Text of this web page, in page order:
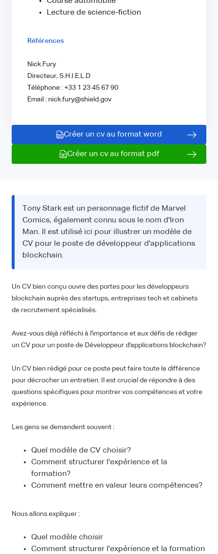
Lecture de science-fiction
Références
Nick Fury
Directeur, S.H.I.E.L.D
Téléphone : +33 1 23 45 67 90
Email : nick.fury@shield.gov
Créer un cv au format word
Créer un cv au format pdf
Tony Stark est un personnage fictif de Marvel
Comics, également connu sous le nom d'Iron
Man. Il est utilisé ici pour illustrer un modèle de
CV pour le poste de développeur d'applications
blockchain.
Un CV bien conçu ouvre des portes pour les développeurs
blockchain auprès des startups, entreprises tech et cabinets
de recrutement spécialisés.
Avez-vous déjà réfléchi à l'importance et aux défis de rédiger
un CV pour un poste de Développeur d'applications blockchain?
Un CV bien rédigé pour ce poste peut faire toute la différence
pour décrocher un entretien. Il est crucial de répondre à des
questions spécifiques pour montrer vos compétences et votre
expérience.
Les gens se demandent souvent :
Quel modèle de CV choisir?
Comment structurer l'expérience et la
formation?
Comment mettre en valeur leurs compétences?
Nous allons expliquer :
Quel modèle choisir
Comment structurer l'expérience et la formation